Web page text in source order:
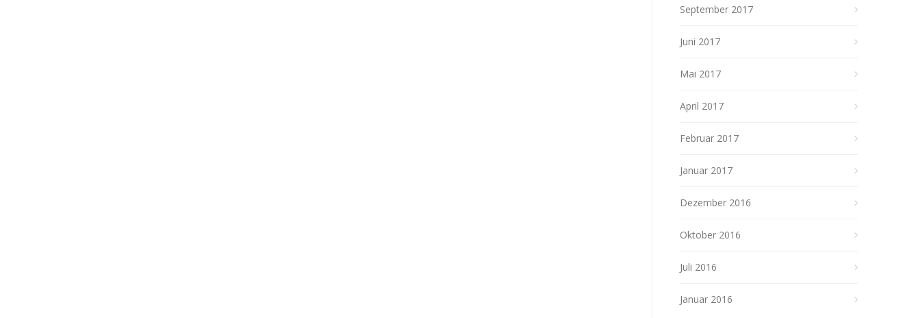
September 2017
Juni 2017
Mai 2017
April 2017
Februar 2017
Januar 2017
Dezember 2016
Oktober 2016
Juli 2016
Januar 2016